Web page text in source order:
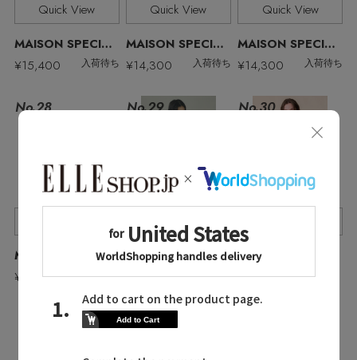
Quick View
MAISON SPECIAL/メゾンスペシャル
¥15,400
入荷待ち
Quick View
MAISON SPECIAL/メゾンスペシャル
¥14,300
入荷待ち
Quick View
MAISON SPECIAL/メゾンスペシャル
¥14,300
入荷待ち
No.28
MAISON SPECIAL/メゾンスペシャル
¥14,300
入荷待ち
No.29
Quick View
Curensology/カレンソロジー
¥25,300
入荷待ち
¥15,180 40%OFF
No.30
MOTHER/マザー
¥58,300
¥34,980 40%OFF